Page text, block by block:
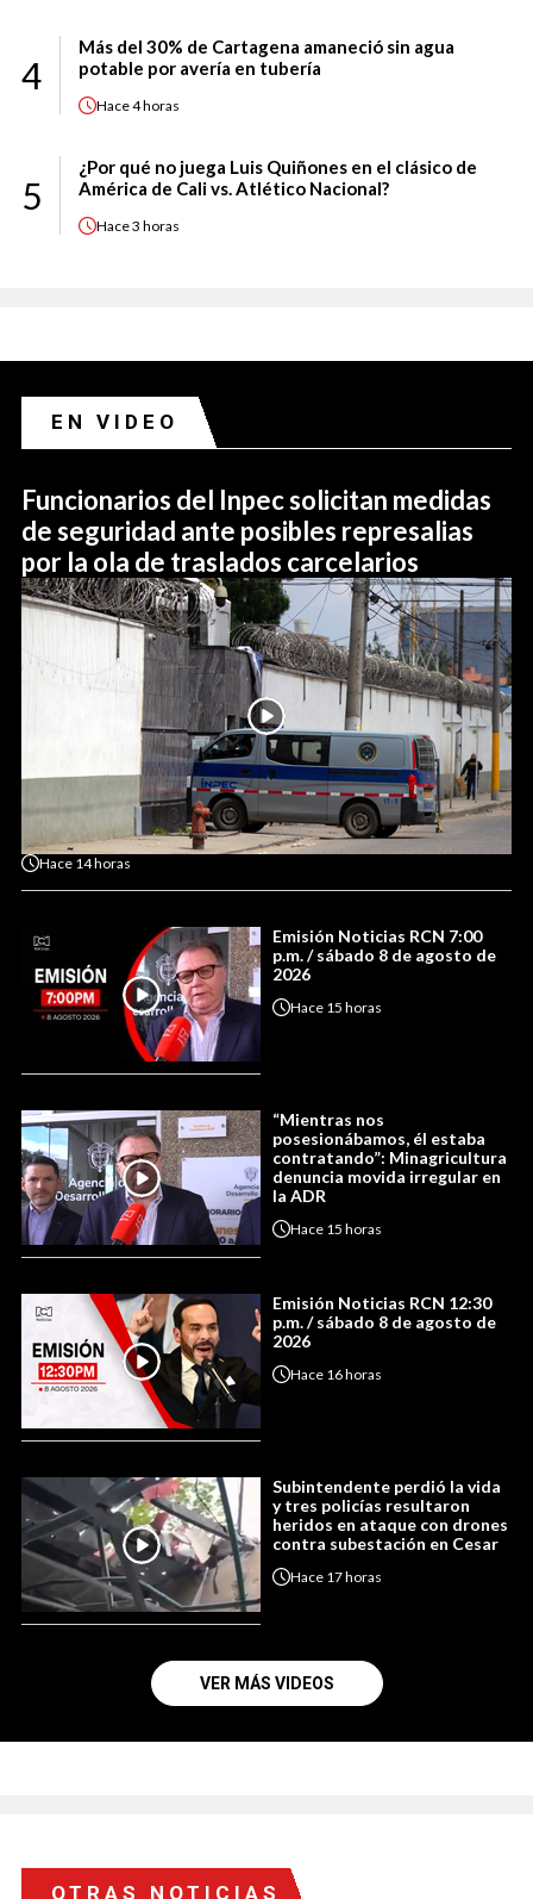
4
Más del 30% de Cartagena amaneció sin agua
potable por avería en tubería
Hace4 horas
5
¿Por qué no juega Luis Quiñones en el clásico de
América de Cali vs. Atlético Nacional?
Hace3 horas
EN VIDEO
Funcionarios del Inpec solicitan medidas
de seguridad ante posibles represalias
por la ola de traslados carcelarios
Hace 14 horas
Emisión Noticias RCN 7:00
p.m. / sábado 8 de agosto de
2026
Hace 15 horas
“Mientras nos
posesionábamos, él estaba
contratando”: Minagricultura
denuncia movida irregular en
la ADR
Hace 15 horas
Emisión Noticias RCN 12:30
p.m. / sábado 8 de agosto de
2026
Hace 16 horas
Subintendente perdió la vida
y tres policías resultaron
heridos en ataque con drones
contra subestación en Cesar
Hace 17 horas
VER MÁS VIDEOS
OTRAS NOTICIAS